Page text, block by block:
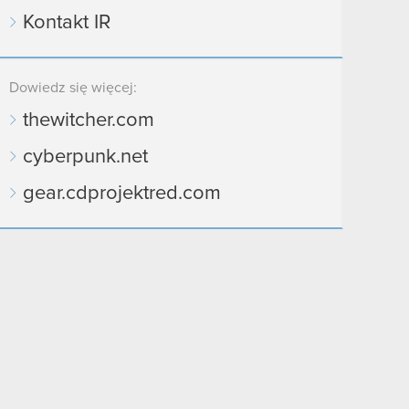
Kontakt IR
Dowiedz się więcej:
thewitcher.com
cyberpunk.net
gear.cdprojektred.com